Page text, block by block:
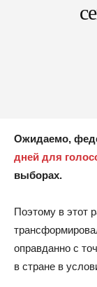
Ожидаемо,
дней для
выборах.
Поэтому в этот
оправданно с
в стране в